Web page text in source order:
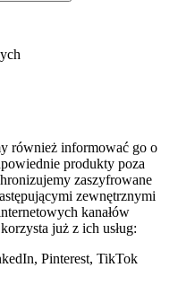
również informować go o
produkty poza
zaszyfrowane
zewnętrznymi
kanałów
już z ich usług:
Pinterest, TikTok